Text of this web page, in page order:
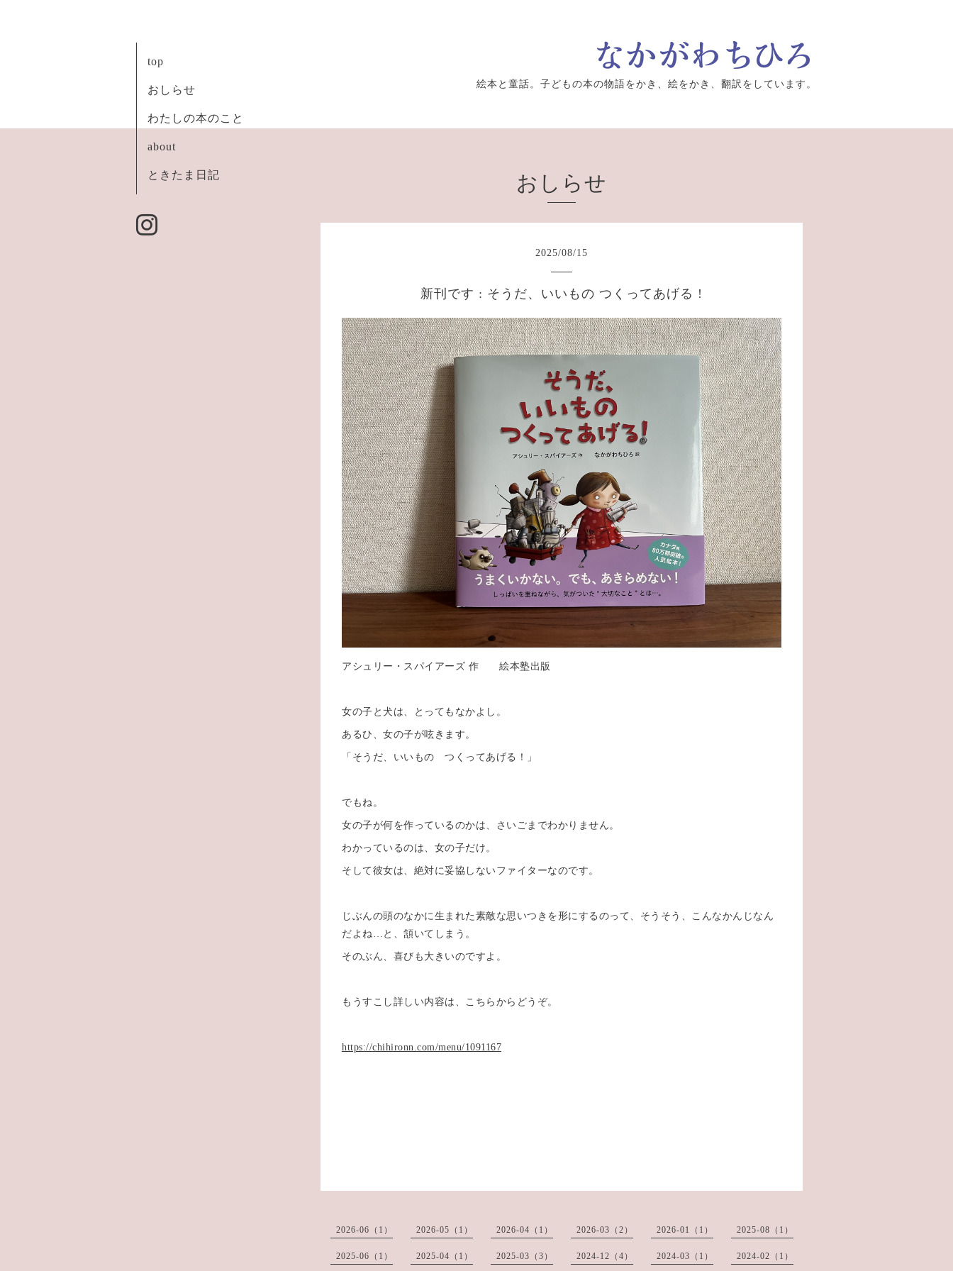
絵本と童話。子どもの本の物語をかき、絵をかき、翻訳をしています。
top
おしらせ
わたしの本のこと
about
ときたま日記 おしらせ
2025/08/15
新刊です : そうだ、いいもの つくってあげる !
アシュリー・スパイアーズ 作 絵本塾出版
女の子と犬は、とってもなかよし。
あるひ、女の子が呟きます。
「そうだ、いいもの つくってあげる！」
でもね。
女の子が何を作っているのかは、さいごまでわかりません。
わかっているのは、女の子だけ。
そして彼女は、絶対に妥協しないファイターなのです。
じぶんの頭のなかに生まれた素敵な思いつきを形にするのって、そうそう、こんなかんじなん
だよね…と、頷いてしまう。
そのぶん、喜びも大きいのですよ。
もうすこし詳しい内容は、こちらからどうぞ。
https://chihironn.com/menu/1091167
2026-06（1） 2026-05（1） 2026-04（1） 2026-03（2） 2026-01（1） 2025-08（1）
2025-06（1） 2025-04（1） 2025-03（3） 2024-12（4） 2024-03（1） 2024-02（1）